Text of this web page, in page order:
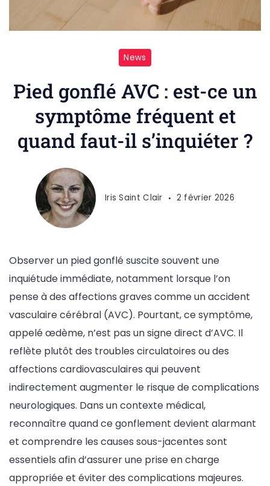
News
Pied gonflé AVC : est-ce un
symptôme fréquent et
quand faut-il s’inquiéter ?
Iris Saint Clair 2 février 2026
Observer un pied gonflé suscite souvent une
inquiétude immédiate, notamment lorsque l’on
pense à des affections graves comme un accident
vasculaire cérébral (AVC). Pourtant, ce symptôme,
appelé œdème, n’est pas un signe direct d’AVC. Il
reflète plutôt des troubles circulatoires ou des
affections cardiovasculaires qui peuvent
indirectement augmenter le risque de complications
neurologiques. Dans un contexte médical,
reconnaître quand ce gonflement devient alarmant
et comprendre les causes sous-jacentes sont
essentiels afin d’assurer une prise en charge
appropriée et éviter des complications majeures.